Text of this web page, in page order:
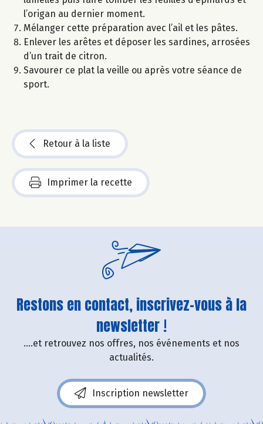
l’origan au dernier moment.
Mélanger cette préparation avec l’ail et les pâtes.
Enlever les arêtes et déposer les sardines, arrosées
d’un trait de citron.
Savourer ce plat la veille ou après votre séance de
sport.
Retour à la liste
Imprimer la recette
Restons en contact, inscrivez-vous à la
newsletter !
....et retrouvez nos offres, nos événements et nos
actualités.
Inscription newsletter